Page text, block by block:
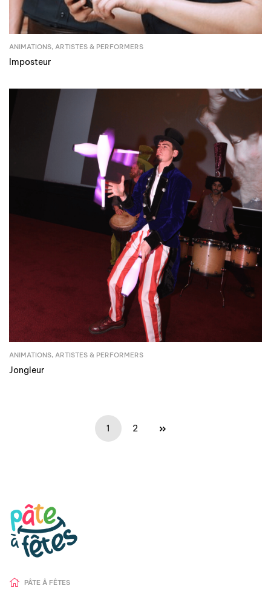
ANIMATIONS, ARTISTES & PERFORMERS
Imposteur
ANIMATIONS, ARTISTES & PERFORMERS
Jongleur
1 2
PÂTE Â FÊTES